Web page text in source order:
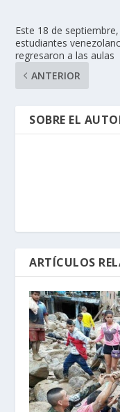
Este 18 de septiembre,
estudiantes
regresaron a las aulas
ANTERIOR
SOBRE EL
ARTÍCULOS